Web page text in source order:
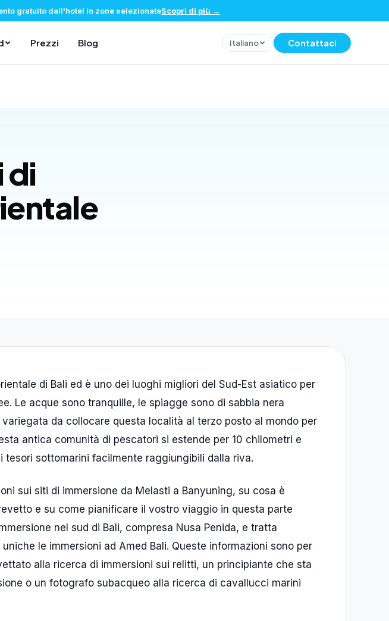
gratuito dall'hotel in zone selezionateScopri di più →
Prezzi Blog Italiano Contattaci
di
di Bali ed è uno dei luoghi migliori del Sud-Est asiatico per
Le acque sono tranquille, le spiagge sono di sabbia nera
da collocare questa località al terzo posto al mondo per
antica comunità di pescatori si estende per 10 chilometri e
sottomarini facilmente raggiungibili dalla riva.
sui siti di immersione da Melasti a Banyuning, su cosa è
e su come pianificare il vostro viaggio in questa parte
nel sud di Bali, compresa Nusa Penida, e tratta
le immersioni ad Amed Bali. Queste informazioni sono per
alla ricerca di immersioni sui relitti, un principiante che sta
o un fotografo subacqueo alla ricerca di cavallucci marini